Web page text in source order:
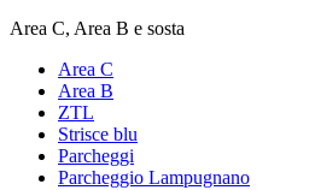
Area C, Area B e sosta
Area C
Area B
ZTL
Strisce blu
Parcheggi
Parcheggio Lampugnano